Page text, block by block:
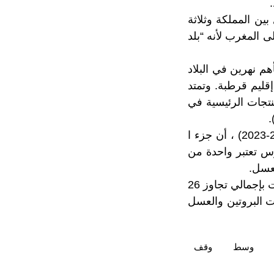
المملكة وثلاثة
المغرب لأنه “بلد
نهرين في البلاد
قرطبة. وتمتد
الرئيسية في
أكد بورديت ، الذي كان قد انتخب لولاية ثانية على رأس إقليم إنتري-ريوس (2015-2023) ، أن جزء ا
تعتبر واحدة من
وبحسب أرقام عام 2022 ، صدر الإقليم للمغرب أكثر من 91 ألف طن من المنتجات بإجمالي تجاوز 26
البروتين والعسل
وسط وقف